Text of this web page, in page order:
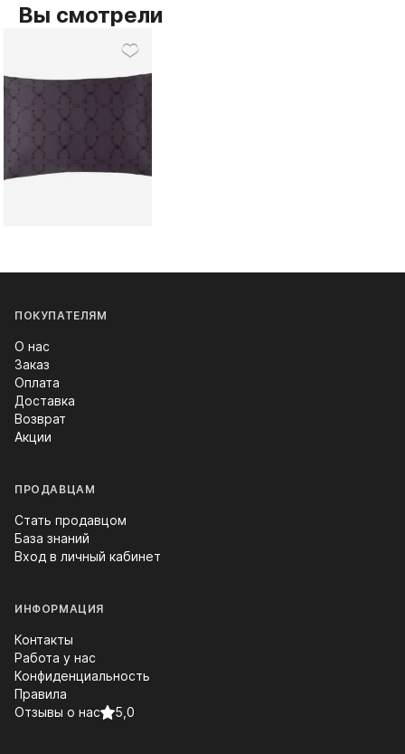
Вы смотрели
ПОКУПАТЕЛЯМ
О нас
Заказ
Оплата
Доставка
Возврат
Акции
ПРОДАВЦАМ
Стать продавцом
База знаний
Вход в личный кабинет
ИНФОРМАЦИЯ
Контакты
Работа у нас
Конфиденциальность
Правила
Отзывы о нас
5,0